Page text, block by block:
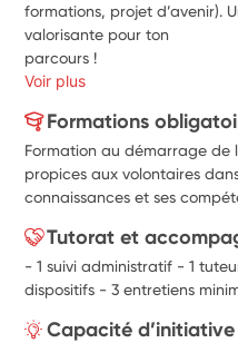
formations, projet d’avenir).
valorisante pour ton
parcours !
Voir plus
Formations
Formation au démarrage de
propices aux volontaires
connaissances et ses
Tutorat et
- 1 suivi administratif - 1
dispositifs - 3 entretiens
Capacité d’initiative